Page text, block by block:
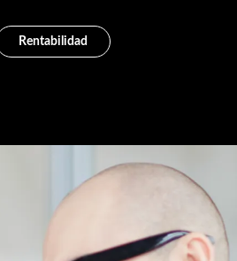
Rentabilidad